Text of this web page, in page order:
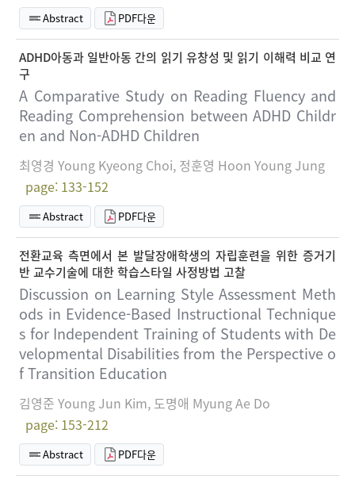
Abstract PDF다운
ADHD아동과 일반아동 간의 읽기 유창성 및 읽기 이해력 비교 연
구
A Comparative Study on Reading Fluency and
Reading Comprehension between ADHD Childr
en and Non-ADHD Children
최영경 Young Kyeong Choi, 정훈영 Hoon Young Jung
page: 133-152
Abstract PDF다운
전환교육 측면에서 본 발달장애학생의 자립훈련을 위한 증거기
반 교수기술에 대한 학습스타일 사정방법 고찰
Discussion on Learning Style Assessment Meth
ods in Evidence-Based Instructional Technique
s for Independent Training of Students with De
velopmental Disabilities from the Perspective o
f Transition Education
김영준 Young Jun Kim, 도명애 Myung Ae Do
page: 153-212
Abstract PDF다운